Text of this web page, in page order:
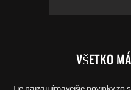
VŠETKO
Tie najzaujímavejšie novinky